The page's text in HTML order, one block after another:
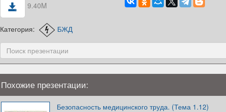
9.40M
Категория: БЖД
Похожие презентации:
Безопасность медицинского труда. (Тема 1.12)